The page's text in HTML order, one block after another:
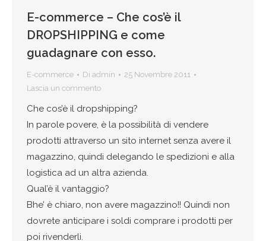
E-commerce – Che cos’è il
DROPSHIPPING e come
guadagnare con esso.
E-commerce Di admin
25 Novembre 2011
Lascia un commento
Che cos’è il dropshipping?
In parole povere, è la possibilità di vendere
prodotti attraverso un sito internet senza avere il
magazzino, quindi delegando le spedizioni e alla
logistica ad un altra azienda.
Qual’è il vantaggio?
Bhe’ è chiaro, non avere magazzino!! Quindi non
dovrete anticipare i soldi comprare i prodotti per
poi rivenderli.